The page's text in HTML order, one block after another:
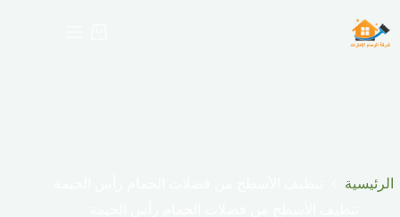
إلى
المحتوى
الرئيسية